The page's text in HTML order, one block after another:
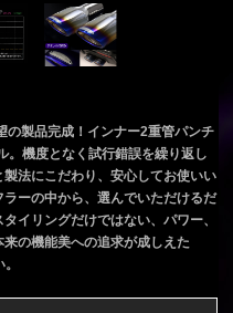
の製品完成！インナー2重管パンチ
。機度となく試行錯誤を繰り返し
法にこだわり、安心してお使いい
ーの中から、選んでいただけるだ
イリングだけではない、パワー、
の機能美への追求が成しえた